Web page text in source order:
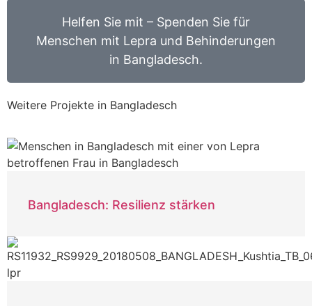
Helfen Sie mit – Spenden Sie für
Menschen mit Lepra und Behinderungen
in Bangladesch.
Weitere Projekte in Bangladesch
Bangladesch: Resilienz stärken